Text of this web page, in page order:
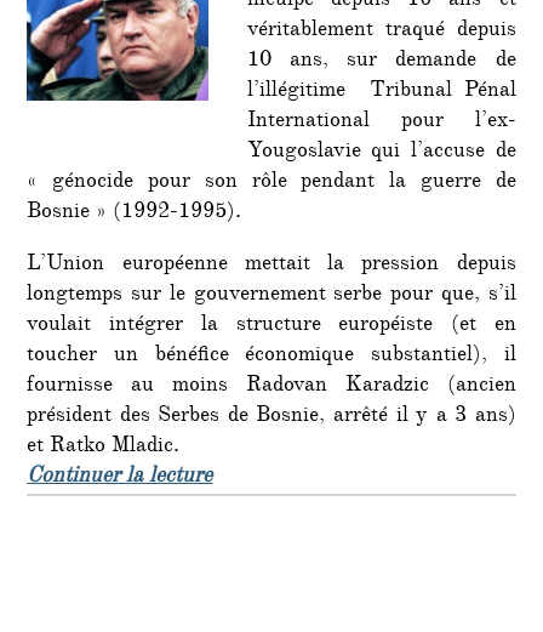
véritablement traqué depuis
10 ans, sur demande de
l’illégitime Tribunal Pénal
International pour l’ex-
Yougoslavie qui l’accuse de
« génocide pour son rôle pendant la guerre de
Bosnie » (1992-1995).
L’Union européenne mettait la pression depuis
longtemps sur le gouvernement serbe pour que, s’il
voulait intégrer la structure européiste (et en
toucher un bénéfice économique substantiel), il
fournisse au moins Radovan Karadzic (ancien
président des Serbes de Bosnie, arrêté il y a 3 ans)
et Ratko Mladic.
Continuer la lecturede « Le général Ratko Mladic